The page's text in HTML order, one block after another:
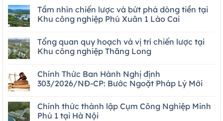
Tầm nhìn chiến lược và bứt phá dòng tiền tại
Khu công nghiệp Phú Xuân 1 Lào Cai
Tổng quan quy hoạch và vị trí chiến lược tại
Khu công nghiệp Thăng Long
Chính Thức Ban Hành Nghị định
303/2026/NĐ-CP: Bước Ngoặt Pháp Lý Mới
Chính thức thành lập Cụm Công Nghiệp Minh
Phú 1 tại Hà Nội